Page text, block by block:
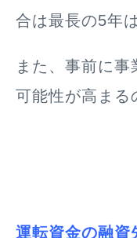
合は最長の5年
また、事前に
可能性が高まる
運転資金の融資